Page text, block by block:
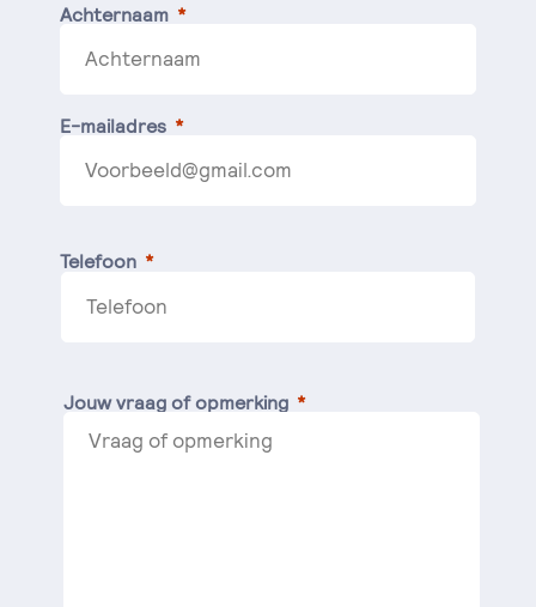
Achternaam
E-mailadres
Telefoon
Jouw vraag of opmerking